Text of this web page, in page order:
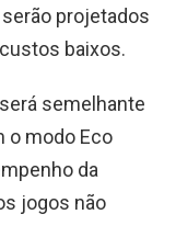
projetados
baixos.
semelhante
o modo Eco
da
jogos não